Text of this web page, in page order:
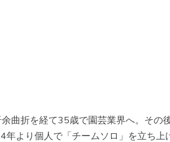
曲折を経て35歳で園芸業界へ。その
より個人で「チームソロ」を立ち上